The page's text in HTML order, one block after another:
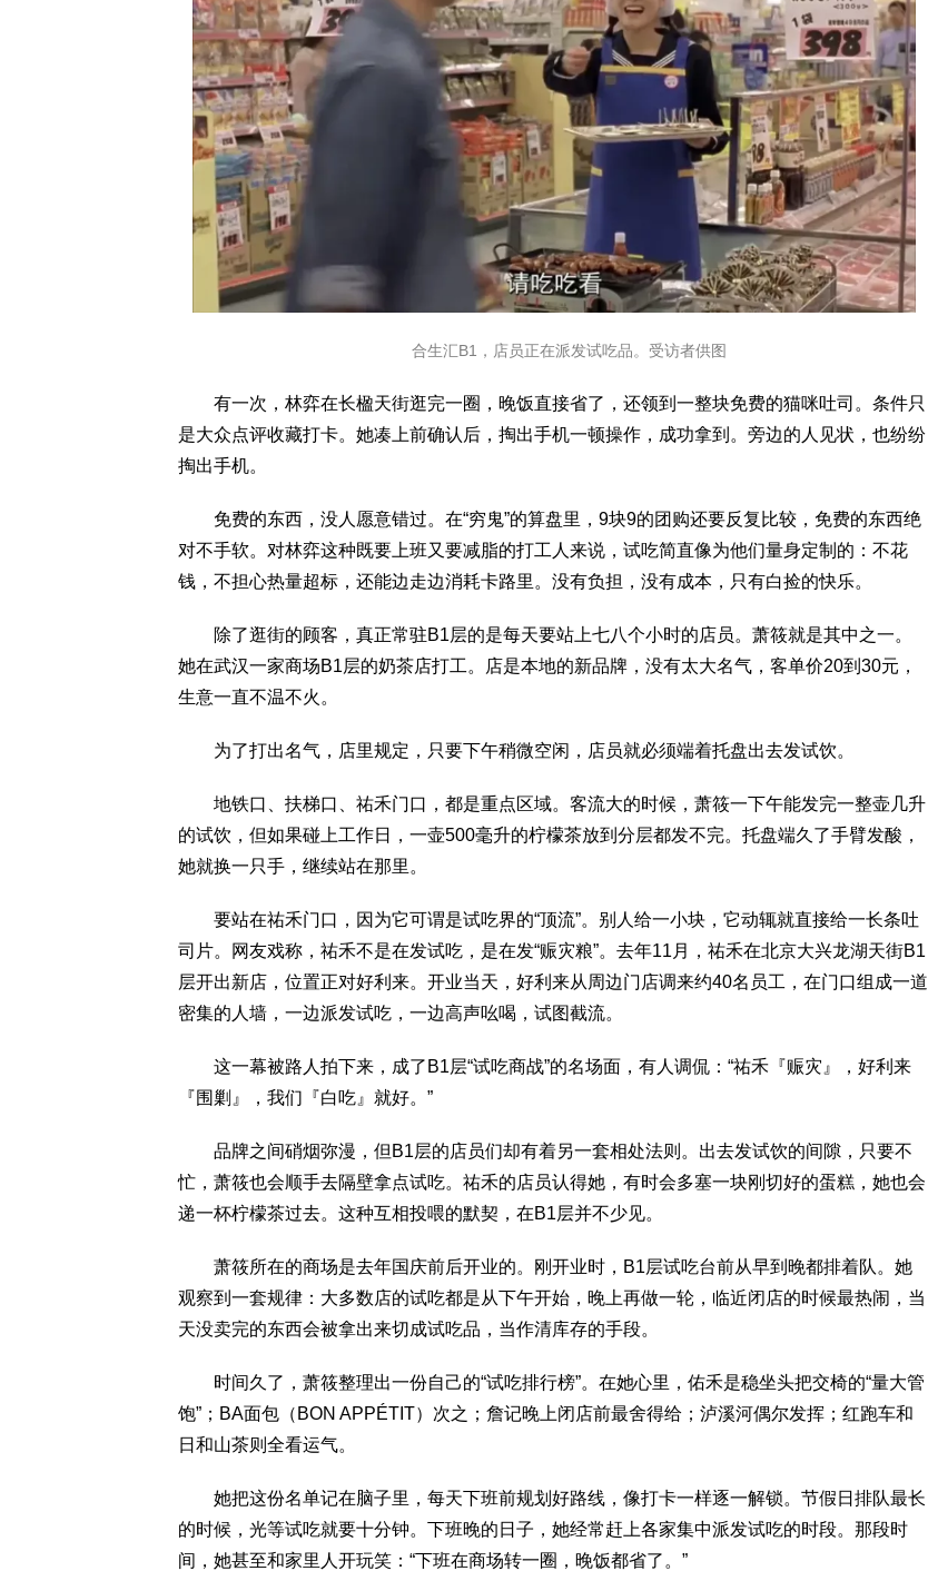
合生汇B1，店员正在派发试吃品。受访者供图
有一次，林弈在长楹天街逛完一圈，晚饭直接省了，还领到一整块免费的猫咪吐司。条件只
是大众点评收藏打卡。她凑上前确认后，掏出手机一顿操作，成功拿到。旁边的人见状，也纷纷
掏出手机。
免费的东西，没人愿意错过。在“穷鬼”的算盘里，9块9的团购还要反复比较，免费的东西绝
对不手软。对林弈这种既要上班又要减脂的打工人来说，试吃简直像为他们量身定制的：不花
钱，不担心热量超标，还能边走边消耗卡路里。没有负担，没有成本，只有白捡的快乐。
除了逛街的顾客，真正常驻B1层的是每天要站上七八个小时的店员。萧筱就是其中之一。
她在武汉一家商场B1层的奶茶店打工。店是本地的新品牌，没有太大名气，客单价20到30元，
生意一直不温不火。
为了打出名气，店里规定，只要下午稍微空闲，店员就必须端着托盘出去发试饮。
地铁口、扶梯口、祐禾门口，都是重点区域。客流大的时候，萧筱一下午能发完一整壶几升
的试饮，但如果碰上工作日，一壶500毫升的柠檬茶放到分层都发不完。托盘端久了手臂发酸，
她就换一只手，继续站在那里。
要站在祐禾门口，因为它可谓是试吃界的“顶流”。别人给一小块，它动辄就直接给一长条吐
司片。网友戏称，祐禾不是在发试吃，是在发“赈灾粮”。去年11月，祐禾在北京大兴龙湖天街B1
层开出新店，位置正对好利来。开业当天，好利来从周边门店调来约40名员工，在门口组成一道
密集的人墙，一边派发试吃，一边高声吆喝，试图截流。
这一幕被路人拍下来，成了B1层“试吃商战”的名场面，有人调侃：“祐禾『赈灾』，好利来
『围剿』，我们『白吃』就好。”
品牌之间硝烟弥漫，但B1层的店员们却有着另一套相处法则。出去发试饮的间隙，只要不
忙，萧筱也会顺手去隔壁拿点试吃。祐禾的店员认得她，有时会多塞一块刚切好的蛋糕，她也会
递一杯柠檬茶过去。这种互相投喂的默契，在B1层并不少见。
萧筱所在的商场是去年国庆前后开业的。刚开业时，B1层试吃台前从早到晚都排着队。她
观察到一套规律：大多数店的试吃都是从下午开始，晚上再做一轮，临近闭店的时候最热闹，当
天没卖完的东西会被拿出来切成试吃品，当作清库存的手段。
时间久了，萧筱整理出一份自己的“试吃排行榜”。在她心里，佑禾是稳坐头把交椅的“量大管
饱”；BA面包（BON APPÉTIT）次之；詹记晚上闭店前最舍得给；泸溪河偶尔发挥；红跑车和
日和山茶则全看运气。
她把这份名单记在脑子里，每天下班前规划好路线，像打卡一样逐一解锁。节假日排队最长
的时候，光等试吃就要十分钟。下班晚的日子，她经常赶上各家集中派发试吃的时段。那段时
间，她甚至和家里人开玩笑：“下班在商场转一圈，晚饭都省了。”